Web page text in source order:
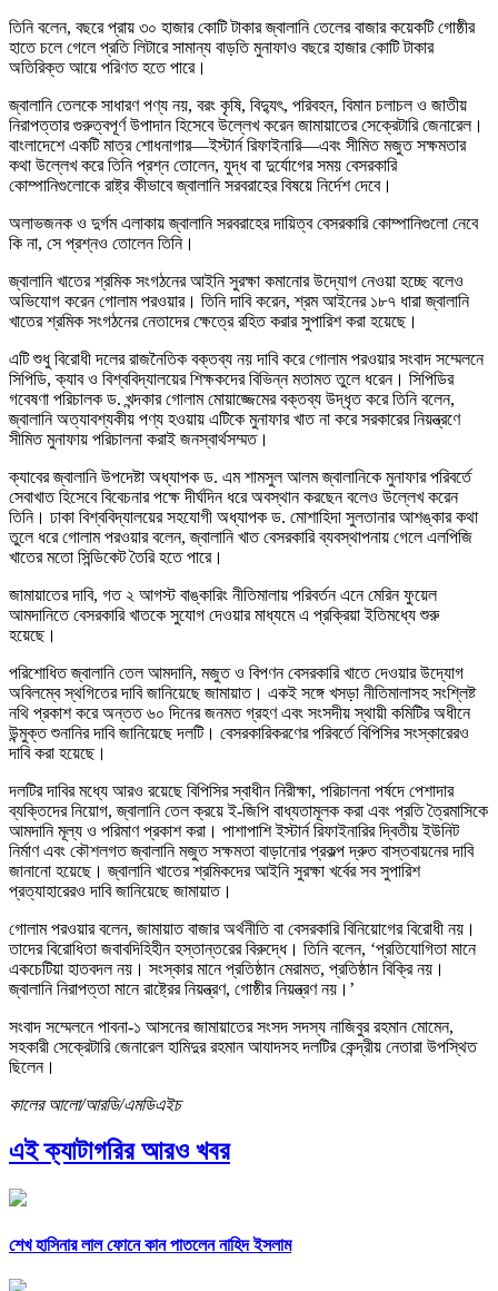
তিনি বলেন, বছরে প্রায় ৩০ হাজার কোটি টাকার জ্বালানি তেলের বাজার কয়েকটি গোষ্ঠীর
হাতে চলে গেলে প্রতি লিটারে সামান্য বাড়তি মুনাফাও বছরে হাজার কোটি টাকার
অতিরিক্ত আয়ে পরিণত হতে পারে।
জ্বালানি তেলকে সাধারণ পণ্য নয়, বরং কৃষি, বিদ্যুৎ, পরিবহন, বিমান চলাচল ও জাতীয়
নিরাপত্তার গুরুত্বপূর্ণ উপাদান হিসেবে উল্লেখ করেন জামায়াতের সেক্রেটারি জেনারেল।
বাংলাদেশে একটি মাত্র শোধনাগার—ইস্টার্ন রিফাইনারি—এবং সীমিত মজুত সক্ষমতার
কথা উল্লেখ করে তিনি প্রশ্ন তোলেন, যুদ্ধ বা দুর্যোগের সময় বেসরকারি
কোম্পানিগুলোকে রাষ্ট্র কীভাবে জ্বালানি সরবরাহের বিষয়ে নির্দেশ দেবে।
অলাভজনক ও দুর্গম এলাকায় জ্বালানি সরবরাহের দায়িত্ব বেসরকারি কোম্পানিগুলো নেবে
কি না, সে প্রশ্নও তোলেন তিনি।
জ্বালানি খাতের শ্রমিক সংগঠনের আইনি সুরক্ষা কমানোর উদ্যোগ নেওয়া হচ্ছে বলেও
অভিযোগ করেন গোলাম পরওয়ার। তিনি দাবি করেন, শ্রম আইনের ১৮৭ ধারা জ্বালানি
খাতের শ্রমিক সংগঠনের নেতাদের ক্ষেত্রে রহিত করার সুপারিশ করা হয়েছে।
এটি শুধু বিরোধী দলের রাজনৈতিক বক্তব্য নয় দাবি করে গোলাম পরওয়ার সংবাদ সম্মেলনে
সিপিডি, ক্যাব ও বিশ্ববিদ্যালয়ের শিক্ষকদের বিভিন্ন মতামত তুলে ধরেন। সিপিডির
গবেষণা পরিচালক ড. খন্দকার গোলাম মোয়াজ্জেমের বক্তব্য উদ্ধৃত করে তিনি বলেন,
জ্বালানি অত্যাবশ্যকীয় পণ্য হওয়ায় এটিকে মুনাফার খাত না করে সরকারের নিয়ন্ত্রণে
সীমিত মুনাফায় পরিচালনা করাই জনস্বার্থসম্মত।
ক্যাবের জ্বালানি উপদেষ্টা অধ্যাপক ড. এম শামসুল আলম জ্বালানিকে মুনাফার পরিবর্তে
সেবাখাত হিসেবে বিবেচনার পক্ষে দীর্ঘদিন ধরে অবস্থান করছেন বলেও উল্লেখ করেন
তিনি। ঢাকা বিশ্ববিদ্যালয়ের সহযোগী অধ্যাপক ড. মোশাহিদা সুলতানার আশঙ্কার কথা
তুলে ধরে গোলাম পরওয়ার বলেন, জ্বালানি খাত বেসরকারি ব্যবস্থাপনায় গেলে এলপিজি
খাতের মতো সিন্ডিকেট তৈরি হতে পারে।
জামায়াতের দাবি, গত ২ আগস্ট বাঙ্কারিং নীতিমালায় পরিবর্তন এনে মেরিন ফুয়েল
আমদানিতে বেসরকারি খাতকে সুযোগ দেওয়ার মাধ্যমে এ প্রক্রিয়া ইতিমধ্যে শুরু
হয়েছে।
পরিশোধিত জ্বালানি তেল আমদানি, মজুত ও বিপণন বেসরকারি খাতে দেওয়ার উদ্যোগ
অবিলম্বে স্থগিতের দাবি জানিয়েছে জামায়াত। একই সঙ্গে খসড়া নীতিমালাসহ সংশ্লিষ্ট
নথি প্রকাশ করে অন্তত ৬০ দিনের জনমত গ্রহণ এবং সংসদীয় স্থায়ী কমিটির অধীনে
উন্মুক্ত শুনানির দাবি জানিয়েছে দলটি। বেসরকারিকরণের পরিবর্তে বিপিসির সংস্কারেরও
দাবি করা হয়েছে।
দলটির দাবির মধ্যে আরও রয়েছে বিপিসির স্বাধীন নিরীক্ষা, পরিচালনা পর্ষদে পেশাদার
ব্যক্তিদের নিয়োগ, জ্বালানি তেল ক্রয়ে ই-জিপি বাধ্যতামূলক করা এবং প্রতি ত্রৈমাসিকে
আমদানি মূল্য ও পরিমাণ প্রকাশ করা। পাশাপাশি ইস্টার্ন রিফাইনারির দ্বিতীয় ইউনিট
নির্মাণ এবং কৌশলগত জ্বালানি মজুত সক্ষমতা বাড়ানোর প্রকল্প দ্রুত বাস্তবায়নের দাবি
জানানো হয়েছে। জ্বালানি খাতের শ্রমিকদের আইনি সুরক্ষা খর্বের সব সুপারিশ
প্রত্যাহারেরও দাবি জানিয়েছে জামায়াত।
গোলাম পরওয়ার বলেন, জামায়াত বাজার অর্থনীতি বা বেসরকারি বিনিয়োগের বিরোধী নয়।
তাদের বিরোধিতা জবাবদিহিহীন হস্তান্তরের বিরুদ্ধে। তিনি বলেন, ‘প্রতিযোগিতা মানে
একচেটিয়া হাতবদল নয়। সংস্কার মানে প্রতিষ্ঠান মেরামত, প্রতিষ্ঠান বিক্রি নয়।
জ্বালানি নিরাপত্তা মানে রাষ্ট্রের নিয়ন্ত্রণ, গোষ্ঠীর নিয়ন্ত্রণ নয়।’
সংবাদ সম্মেলনে পাবনা-১ আসনের জামায়াতের সংসদ সদস্য নাজিবুর রহমান মোমেন,
সহকারী সেক্রেটারি জেনারেল হামিদুর রহমান আযাদসহ দলটির কেন্দ্রীয় নেতারা উপস্থিত
ছিলেন।
কালের আলো/আরডি/এমডিএইচ
এই ক্যাটাগরির আরও খবর
শেখ হাসিনার লাল ফোনে কান পাতলেন নাহিদ ইসলাম